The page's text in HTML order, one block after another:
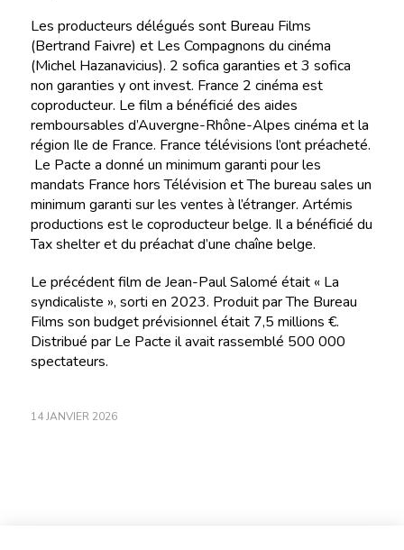
Les producteurs délégués sont Bureau Films
(Bertrand Faivre) et Les Compagnons du cinéma
(Michel Hazanavicius). 2 sofica garanties et 3 sofica
non garanties y ont invest. France 2 cinéma est
coproducteur. Le film a bénéficié des aides
remboursables d’Auvergne-Rhône-Alpes cinéma et la
région Ile de France. France télévisions l’ont préacheté.
Le Pacte a donné un minimum garanti pour les
mandats France hors Télévision et The bureau sales un
minimum garanti sur les ventes à l’étranger. Artémis
productions est le coproducteur belge. Il a bénéficié du
Tax shelter et du préachat d’une chaîne belge.
Le précédent film de Jean-Paul Salomé était « La
syndicaliste », sorti en 2023. Produit par The Bureau
Films son budget prévisionnel était 7,5 millions €.
Distribué par Le Pacte il avait rassemblé 500 000
spectateurs.
14 JANVIER 2026